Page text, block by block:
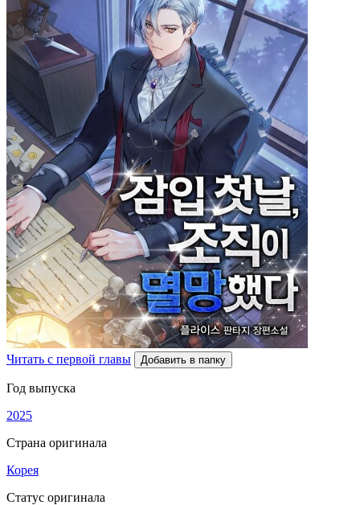
Читать с первой главы Добавить в папку
Год выпуска
2025
Страна оригинала
Корея
Статус оригинала